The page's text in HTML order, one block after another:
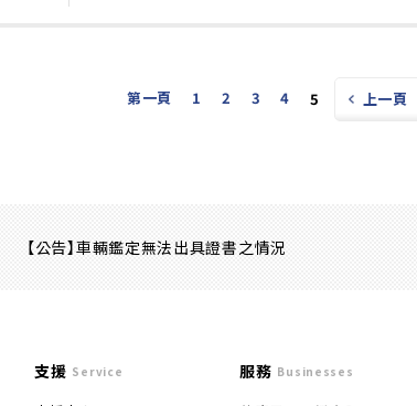
第一頁 1 2 3 4 5 上一頁
【公告】車輛鑑定無法出具證書之情況
支援 Service 服務 Businesses